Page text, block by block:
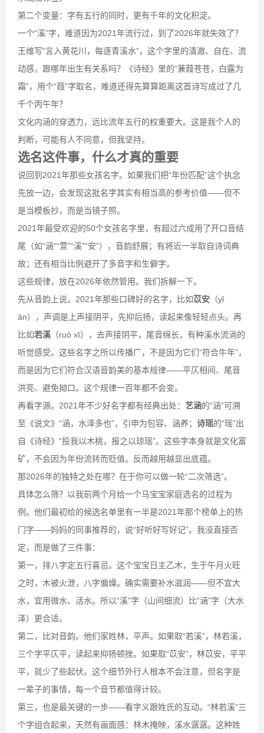
第二个变量：字有五行的同时，更有千年的文化积淀。
一个“溪”字，难道因为2021年流行过，到了2026年就失效了？
王维写“言入黄花川，每逐青溪水”，这个字里的清澈、自在、流
动感，跟哪年出生有关系吗？《诗经》里的“蒹葭苍苍，白露为
霜”，用个“葭”字取名，难道还得先算算距离这首诗写成过了几
千个丙午年？
文化内涵的穿透力，远比流年五行的权重要大。这是我个人的
判断，可能有人不同意，但我坚持。
选名这件事，什么才真的重要
说回到2021年那些女孩名字。如果我们把“年份匹配”这个执念
先放一边，会发现这批名字其实有相当高的参考价值——但不
是当模板抄，而是当镜子照。
2021年最受欢迎的50个女孩名字里，有超过六成用了开口音结
尾（如“涵”“萱”“溪”“安”），音韵舒展；有将近一半取自诗词典
故；还有相当比例避开了多音字和生僻字。
这些规律，放在2026年依然管用。我们拆解一下。
先从音韵上说。2021年那些口碑好的名字，比如苡安 （yǐ
ān），声调是上声接阴平，先抑后扬，读起来像轻轻点头。再
比如若溪 （ruò xī），去声接阴平，尾音绵长，有种溪水流淌的
听觉感受。这些名字之所以传播广，不是因为它们“符合牛年”，
而是因为它们符合汉语音韵美的基本规律——平仄相间、尾音
洪亮、避免拗口。这个规律一百年都不会变。
再看字源。2021年不少好名字都有经典出处： 艺涵的“涵”可溯
至《说文》“涵，水泽多也”，引申为包容、涵养； 诗瑶的“瑶”出
自《诗经》“投我以木桃，报之以琼瑶”。这些字本身就是文化富
矿，不会因为年份流转而贬值。反而越用越显出底蕴。
那2026年的独特之处在哪？在于你可以做一轮“二次筛选”。
具体怎么筛？以我前两个月给一个马宝宝家庭选名的过程为
例。他们最初给的候选名单里有一半是2021年那个榜单上的热
门字——妈妈的同事推荐的，说“好听好写好记”。我没直接否
定，而是做了三件事：
第一，排八字定五行喜忌。这个宝宝日主乙木，生于午月火旺
之时，木被火泄，八字偏燥。确实需要补水滋润——但不宜大
水，宜用微水、活水。所以“溪”字（山间细流）比“涵”字（大水
泽）更合适。
第二，比对音韵。他们家姓林，平声。如果取“若溪”，林若溪，
三个字平仄平，读起来抑扬顿挫。如果取“苡安”，林苡安，平平
平，就少了些起伏。这个细节外行人根本不会注意，但名字是
一辈子的事情，每一个音节都值得计较。
第三，也是最关键的一步——看字义跟姓氏的互动。“林若溪”三
个字组合起来，天然有画面感：林木掩映，溪水潺潺。这种姓